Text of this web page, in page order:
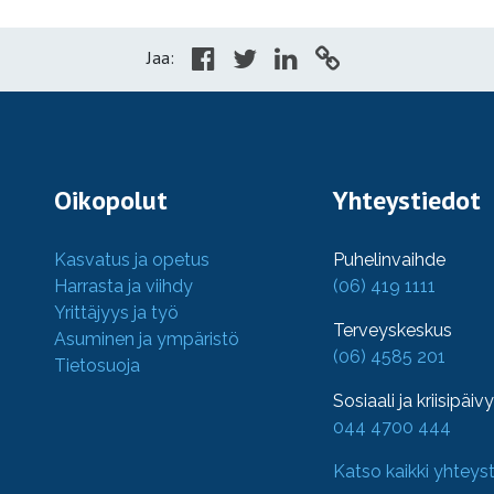
Jaa:
Oikopolut
Kasvatus ja opetus
Harrasta ja viihdy
Yrittäjyys ja työ
Asuminen ja ympäristö
Tietosuoja
Yhteystiedot
Puhelinvaihde
(06) 419 1111
Terveyskeskus
(06) 4585 201
Sosiaali ja
044 4700 444
Katso kaikki